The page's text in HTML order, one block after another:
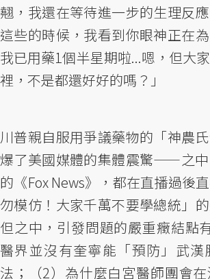
翹，我還在等待進一步的生理反
這些的時候，我看到你眼神正在
我已用藥1個半星期啦...嗯，但大
裡，不是都還好好的嗎？」
川普親自服用爭議藥物的「神農
爆了美國媒體的集體震驚——之中
的《Fox News》，都在直播過後
勿模仿！大家千萬不要學總統」
但之中，引發問題的嚴重癥結點
醫界並沒有奎寧能「預防」武漢
法；（2）為什麼白宮醫師團會